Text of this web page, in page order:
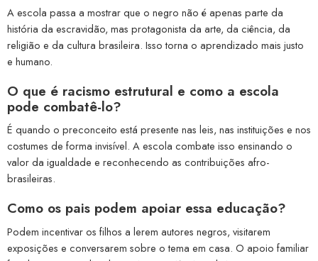
A escola passa a mostrar que o negro não é apenas parte da
história da escravidão, mas protagonista da arte, da ciência, da
religião e da cultura brasileira. Isso torna o aprendizado mais justo
e humano.
O que é racismo estrutural e como a escola
pode combatê-lo?
É quando o preconceito está presente nas leis, nas instituições e nos
costumes de forma invisível. A escola combate isso ensinando o
valor da igualdade e reconhecendo as contribuições afro-
brasileiras.
Como os pais podem apoiar essa educação?
Podem incentivar os filhos a lerem autores negros, visitarem
exposições e conversarem sobre o tema em casa. O apoio familiar